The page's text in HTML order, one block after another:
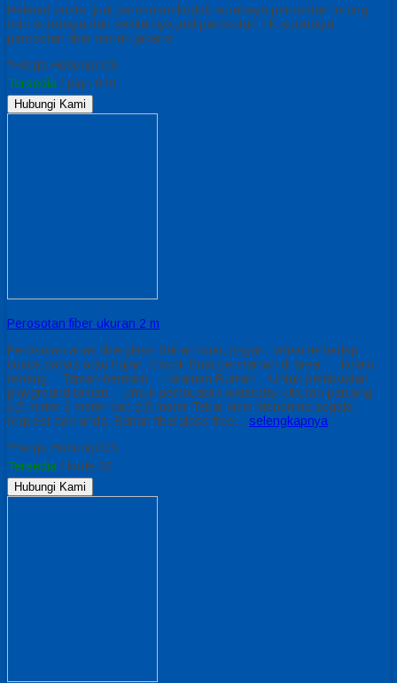
Related posts: jual perosotan kodok surabaya perosotan lorong
mini surabaya dan sekitarnya jual perosotan TK surabaya
perosotan fiber murah jakarta
*Harga Hubungi CS
Tersedia / plgn 019
Hubungi Kami
Perosotan fiber ukuran 2 m
Perosotan anak fiberglass Bahan kuat, ringan, tahan terhadap
cuaca panas atau hujan. Cocok Buat permainan di area : – kolam
renang – Taman bermain – Halaman Rumah – Untuk pembuatan
playground taman – Untuk pembuatan waterplay Ukuran panjang
1,5 meter 2 meter dan 2,5 meter Tebal 4mm Menerima segala
request dari anda. Bahan fiberglass free… selengkapnya
*Harga Hubungi CS
Tersedia / kode 02
Hubungi Kami